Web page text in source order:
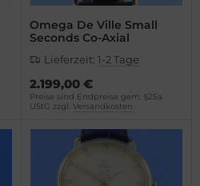
Omega De Ville Small
Seconds Co-Axial
Lieferzeit: 1-2 Tage
2.199,00 €
Preise sind Endpreise gem. §25a
UStG zzgl. Versandkosten